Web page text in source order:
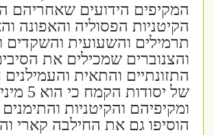
המקיפים הידועים שאחריהם
הקיטניות הפסוליה והאפונה
תרמילים והשעועית והשקדים
והצנוברים שמכילים את הסיבים
התזונתיים והתאית והעמילנים
של יסודות הקמח כי הוא
ומקיפיהם והקיטניות והתימנים
הוסיפו גם את החילבה קארי